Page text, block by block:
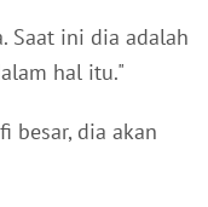
Saat ini dia adalah
hal itu."
besar, dia akan